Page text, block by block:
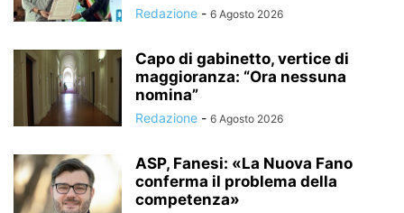
Redazione - 6 Agosto 2026
Capo di gabinetto, vertice di
maggioranza: “Ora nessuna
nomina”
Redazione - 6 Agosto 2026
ASP, Fanesi: «La Nuova Fano
conferma il problema della
competenza»